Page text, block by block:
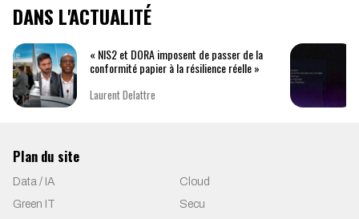
DANS L'ACTUALITÉ
« NIS2 et DORA imposent de passer de la
conformité papier à la résilience réelle »
Laurent Delattre
Plan du site
Data / IA
Cloud
Green IT
Secu